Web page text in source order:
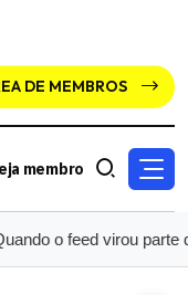
DE MEMBROS
membro
feed virou parte do